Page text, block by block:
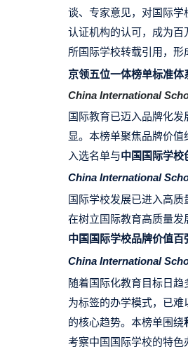
谈、专家意见，对国际
认证机构的认可，成为百
所国际学校转载引用，形
京领五位一体榜单标准体
China International
国际教育已迈入品牌化
显。本榜单聚焦品牌价值
入选名单与中国国际学校
China International
国际学校发展已进入高
在树立国际教育高质量发
中国国际学校品牌价值百
China International
随着国际化教育目标日趋
为标签的办学模式，已
的核心趋势。本榜单围绕
考察中国国际学校的特